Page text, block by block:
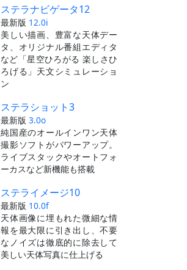
ステラナビゲータ12
最新版 12.0i
美しい描画、豊富な天体デー
タ、オリジナル番組エディタ
など「星空ひろがる 楽しさひ
ろげる」天文シミュレーショ
ン
ステラショット3
最新版 3.0o
純国産のオールインワン天体
撮影ソフトがパワーアップ。
ライブスタックやオートフォ
ーカスなど新機能も搭載
ステライメージ10
最新版 10.0f
天体画像に埋もれた微細な情
報を最大限に引き出し、不要
なノイズは徹底的に除去して
美しい天体写真に仕上げる